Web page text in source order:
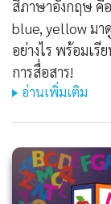
สีภาษาอังกฤษ คื
blue, yellow มา
อย่างไร พร้อมเ
การสื่อสาร!
อ่านเพิ่มเติม